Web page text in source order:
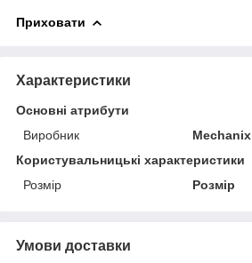
Приховати
Характеристики
Основні атрибути
Виробник
Mechanix
Користувальницькі характеристики
Розмір
Розмір
Умови доставки